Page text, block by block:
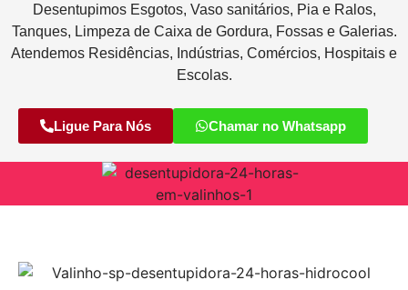
Desentupimos Esgotos, Vaso sanitários, Pia e Ralos,
Tanques, Limpeza de Caixa de Gordura, Fossas e Galerias.
Atendemos Residências, Indústrias, Comércios, Hospitais e
Escolas.
Ligue Para Nós Chamar no Whatsapp